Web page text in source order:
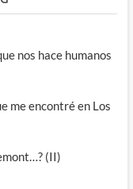
nos hace humanos
me encontré en Los
(II)